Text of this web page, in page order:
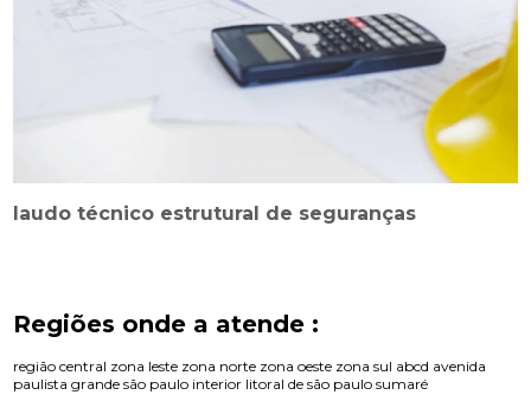
laudo técnico estrutural de seguranças
Regiões onde a atende :
região central zona leste zona norte zona oeste zona sul abcd avenida
paulista grande são paulo interior litoral de são paulo sumaré